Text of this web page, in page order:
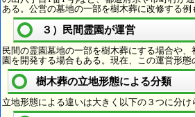
ある。公営の墓地の一部を樹木葬に改修する例
３）民間霊園が運営
民間の霊園墓地の一部を樹木葬にする場合や
園を開発する場合もある。現在、この運営形態
樹木葬の立地形態による分類
立地形態による違いは大きく以下の３つに分け